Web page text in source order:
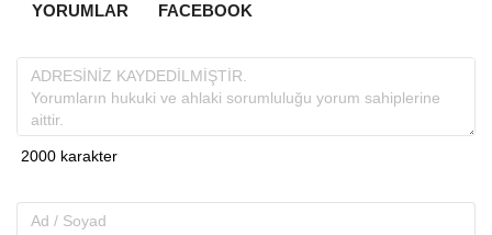
YORUMLAR FACEBOOK